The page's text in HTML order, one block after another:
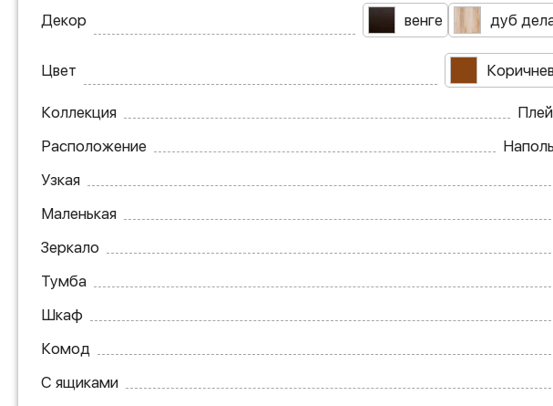
Декор венге дуб
Цвет
Коллекция
Расположение
Узкая
Маленькая
Зеркало
Тумба
Шкаф
Комод
С ящиками